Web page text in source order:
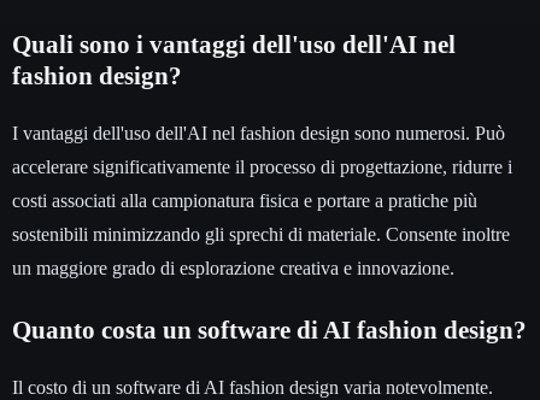
Quali sono i vantaggi dell'uso dell'AI nel
fashion design?
I vantaggi dell'uso dell'AI nel fashion design sono numerosi. Può
accelerare significativamente il processo di progettazione, ridurre i
costi associati alla campionatura fisica e portare a pratiche più
sostenibili minimizzando gli sprechi di materiale. Consente inoltre
un maggiore grado di esplorazione creativa e innovazione.
Quanto costa un software di AI fashion design?
Il costo di un software di AI fashion design varia notevolmente.